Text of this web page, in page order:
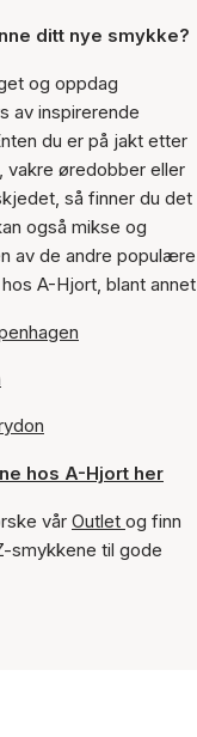
ditt nye smykke?
og oppdag
av inspirerende
du er på jakt etter
vakre øredobber eller
så finner du det
også mikse og
av de andre populære
A-Hjort, blant annet
hos A-Hjort her
vår Outlet og finn
smykkene til gode